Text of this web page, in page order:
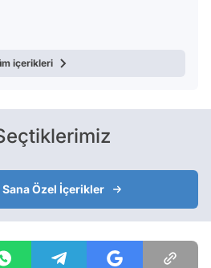
içerikleri
Sana Özel İçerikler